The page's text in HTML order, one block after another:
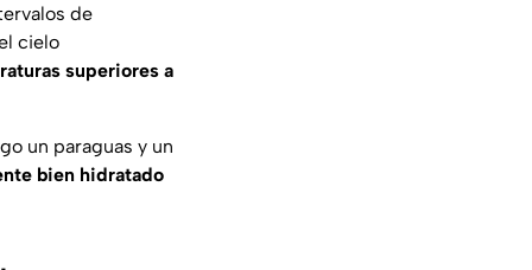
de
cielo
superiores a
un paraguas y un
bien hidratado